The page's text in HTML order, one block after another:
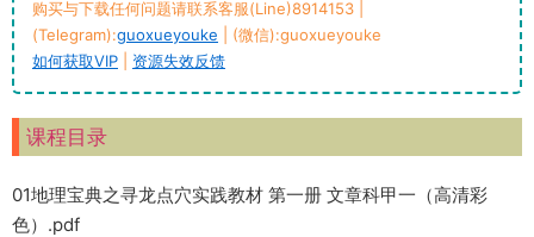
购买与下载任何问题请联系客服(Line)8914153 |
(Telegram):guoxueyouke | (微信):guoxueyouke
如何获取VIP
资源失效反馈
课程目录
01地理宝典之寻龙点穴实践教材 第一册 文章科甲一（高清彩
色）.pdf